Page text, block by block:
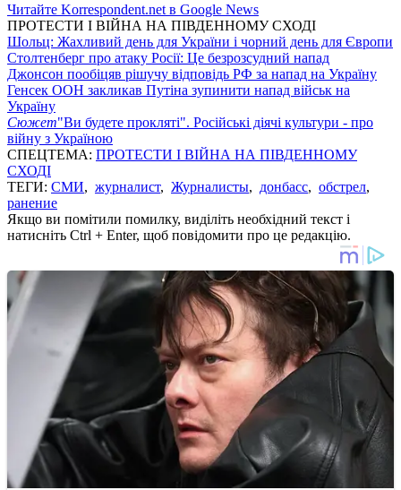
Читайте Korrespondent.net в Google News
ПРОТЕСТИ І ВІЙНА НА ПІВДЕННОМУ СХОДІ
Шольц: Жахливий день для України і чорний день для Європи
Столтенберг про атаку Росії: Це безрозсудний напад
Джонсон пообіцяв рішучу відповідь РФ за напад на Україну
Генсек ООН закликав Путіна зупинити напад військ на
Україну
Сюжет"Ви будете прокляті". Російські діячі культури - про
війну з Україною
СПЕЦТЕМА: ПРОТЕСТИ І ВІЙНА НА ПІВДЕННОМУ
СХОДІ
ТЕГИ: СМИ, журналист, Журналисты, донбасс, обстрел,
ранение
Якщо ви помітили помилку, виділіть необхідний текст і
натисніть Ctrl + Enter, щоб повідомити про це редакцію.